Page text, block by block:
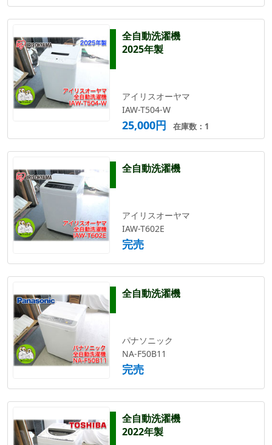
全自動洗濯機
2025年製
アイリスオーヤマ
IAW-T504-W
25,000円 在庫数：1
全自動洗濯機
アイリスオーヤマ
IAW-T602E
完売
全自動洗濯機
パナソニック
NA-F50B11
完売
全自動洗濯機
2022年製